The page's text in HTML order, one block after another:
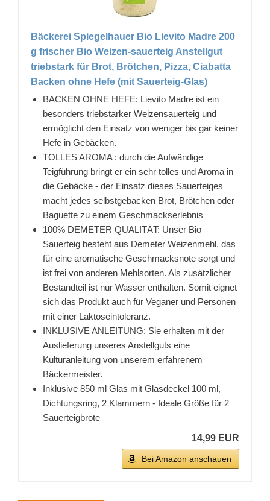
Bäckerei Spiegelhauer Bio Lievito Madre 200
g frischer Bio Weizen-sauerteig Anstellgut
triebstark für Brot, Brötchen, Pizza, Ciabatta
Backen ohne Hefe (mit Sauerteig-Glas)
BACKEN OHNE HEFE: Lievito Madre ist ein
besonders triebstarker Weizensauerteig und
ermöglicht den Einsatz von weniger bis gar keiner
Hefe in Gebäcken.
TOLLES AROMA : durch die Aufwändige
Teigführung bringt er ein sehr tolles und Aroma in
die Gebäcke - der Einsatz dieses Sauerteiges
macht jedes selbstgebacken Brot, Brötchen oder
Baguette zu einem Geschmackserlebnis
100% DEMETER QUALITÄT: Unser Bio
Sauerteig besteht aus Demeter Weizenmehl, das
für eine aromatische Geschmacksnote sorgt und
ist frei von anderen Mehlsorten. Als zusätzlicher
Bestandteil ist nur Wasser enthalten. Somit eignet
sich das Produkt auch für Veganer und Personen
mit einer Laktoseintoleranz.
INKLUSIVE ANLEITUNG: Sie erhalten mit der
Auslieferung unseres Anstellguts eine
Kulturanleitung von unserem erfahrenem
Bäckermeister.
Inklusive 850 ml Glas mit Glasdeckel 100 ml,
Dichtungsring, 2 Klammern - Ideale Größe für 2
Sauerteigbrote
14,99 EUR
Bei Amazon anschauen